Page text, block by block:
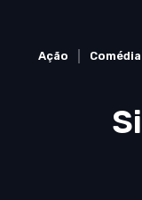
Ação Comédia